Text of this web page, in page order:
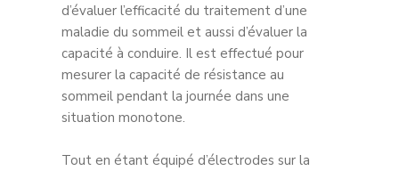
d’évaluer l’efficacité du traitement d’une
maladie du sommeil et aussi d’évaluer la
capacité à conduire. Il est effectué pour
mesurer la capacité de résistance au
sommeil pendant la journée dans une
situation monotone.
Tout en étant équipé d’électrodes sur la